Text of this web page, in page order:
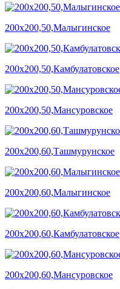
200х200,50,Малыгинское
200х200,50,Камбулатовское
200х200,50,Мансуровское
200х200,60,Ташмурунское
200х200,60,Малыгинское
200х200,60,Камбулатовское
200х200,60,Мансуровское